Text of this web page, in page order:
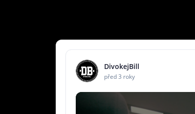
DivokejBill
před 3 roky